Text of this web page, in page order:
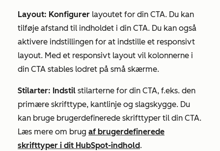
Layout: Konfigurer layoutet for din CTA. Du kan
tilføje afstand til indholdet i din CTA. Du kan også
aktivere indstillingen for at indstille et responsivt
layout. Med et responsivt layout vil kolonnerne i
din CTA stables lodret på små skærme.
Stilarter: Indstil stilarterne for din CTA, f.eks. den
primære skrifttype, kantlinje og slagskygge. Du
kan bruge brugerdefinerede skrifttyper til din CTA.
Læs mere om brug af brugerdefinerede
skrifttyper i dit HubSpot-indhold.